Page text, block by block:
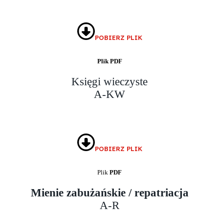
POBIERZ PLIK
Plik PDF
Księgi wieczyste
A-KW
POBIERZ PLIK
Plik PDF
Mienie zabużańskie / repatriacja
A-R